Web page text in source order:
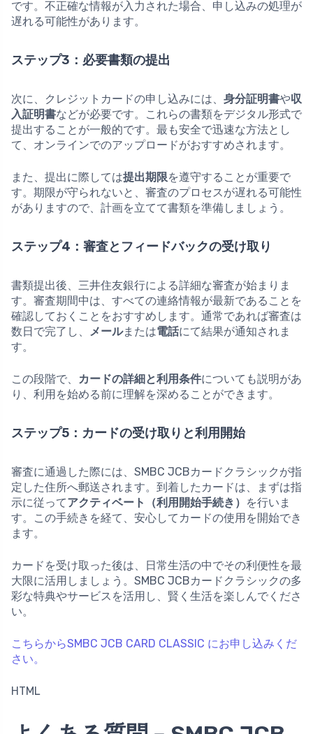
です。不正確な情報が入力された場合、申し込みの処理が
遅れる可能性があります。
ステップ3：必要書類の提出
次に、クレジットカードの申し込みには、 身分証明書や収
入証明書などが必要です。これらの書類をデジタル形式で
提出することが一般的です。最も安全で迅速な方法とし
て、オンラインでのアップロードがおすすめされます。
また、提出に際しては提出期限を遵守することが重要で
す。期限が守られないと、審査のプロセスが遅れる可能性
がありますので、計画を立てて書類を準備しましょう。
ステップ4：審査とフィードバックの受け取り
書類提出後、三井住友銀行による詳細な審査が始まりま
す。審査期間中は、すべての連絡情報が最新であることを
確認しておくことをおすすめします。通常であれば審査は
数日で完了し、 メールまたは電話にて結果が通知されま
す。
この段階で、 カードの詳細と利用条件についても説明があ
り、利用を始める前に理解を深めることができます。
ステップ5：カードの受け取りと利用開始
審査に通過した際には、SMBC JCBカードクラシックが指
定した住所へ郵送されます。到着したカードは、まずは指
示に従ってアクティベート（利用開始手続き） を行いま
す。この手続きを経て、安心してカードの使用を開始でき
ます。
カードを受け取った後は、日常生活の中でその利便性を最
大限に活用しましょう。SMBC JCBカードクラシックの多
彩な特典やサービスを活用し、賢く生活を楽しんでくださ
い。
こちらからSMBC JCB CARD CLASSIC にお申し込みくだ
さい。
HTML